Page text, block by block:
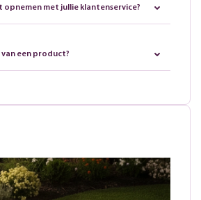
opnemen met jullie klantenservice?
een product?